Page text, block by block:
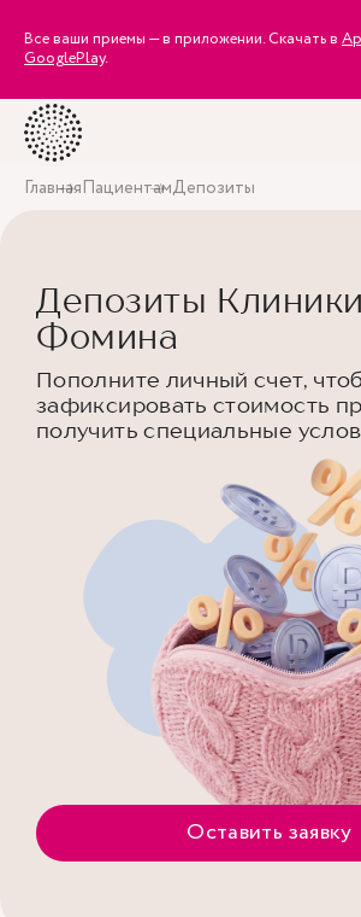
Все ваши приемы — в приложении. Скачать в
GooglePlay.
ГлавнаяПациентамДепозиты
Депозиты Клиники
Фомина
Пополните личный счет,
зафиксировать стоимость
получить специальные
Оставить заявку